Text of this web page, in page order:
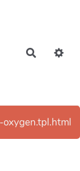
oxygen.tpl.html